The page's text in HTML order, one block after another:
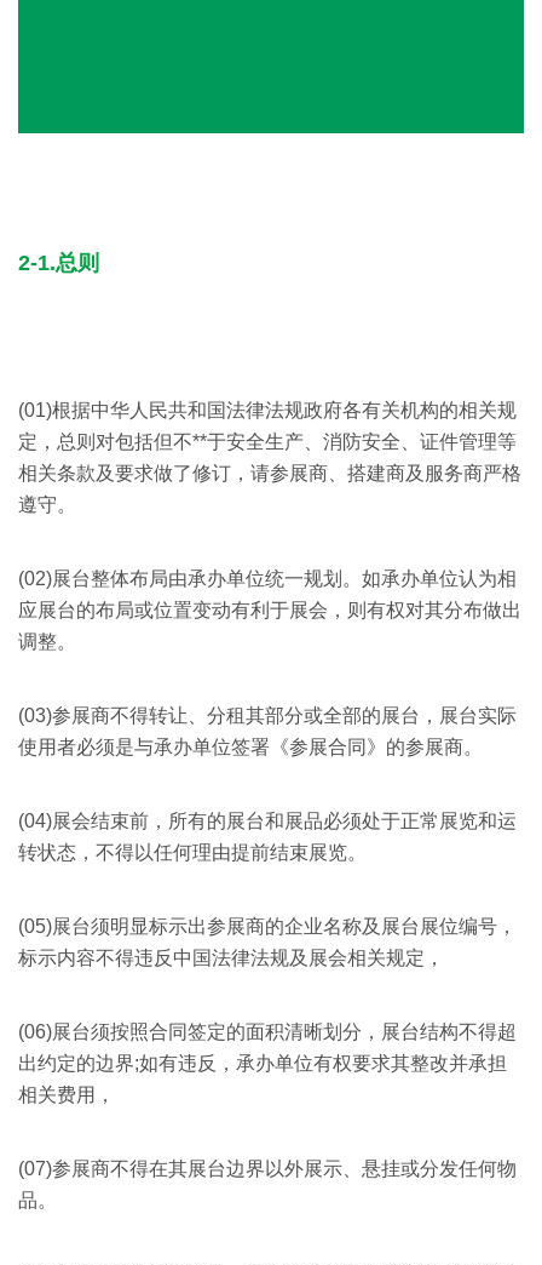
2-1.总则
(01)根据中华人民共和国法律法规政府各有关机构的相关规
定，总则对包括但不**于安全生产、消防安全、证件管理等
相关条款及要求做了修订，请参展商、搭建商及服务商严格
遵守。
(02)展台整体布局由承办单位统一规划。如承办单位认为相
应展台的布局或位置变动有利于展会，则有权对其分布做出
调整。
(03)参展商不得转让、分租其部分或全部的展台，展台实际
使用者必须是与承办单位签署《参展合同》的参展商。
(04)展会结束前，所有的展台和展品必须处于正常展览和运
转状态，不得以任何理由提前结束展览。
(05)展台须明显标示出参展商的企业名称及展台展位编号，
标示内容不得违反中国法律法规及展会相关规定，
(06)展台须按照合同签定的面积清晰划分，展台结构不得超
出约定的边界;如有违反，承办单位有权要求其整改并承担
相关费用，
(07)参展商不得在其展台边界以外展示、悬挂或分发任何物
品。